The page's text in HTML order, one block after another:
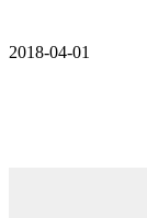
2018-04-01